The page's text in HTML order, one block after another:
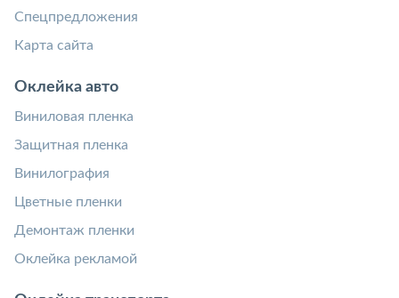
Спецпредложения
Карта сайта
Оклейка авто
Виниловая пленка
Защитная пленка
Винилография
Цветные пленки
Демонтаж пленки
Оклейка рекламой